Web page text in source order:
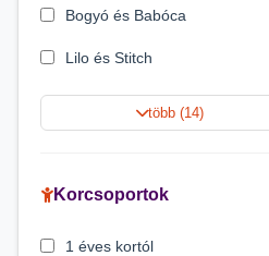
Bogyó és Babóca
Lilo és Stitch
Harry Potter
Peppa malac
több (14)
Korcsoportok
1 éves kortól